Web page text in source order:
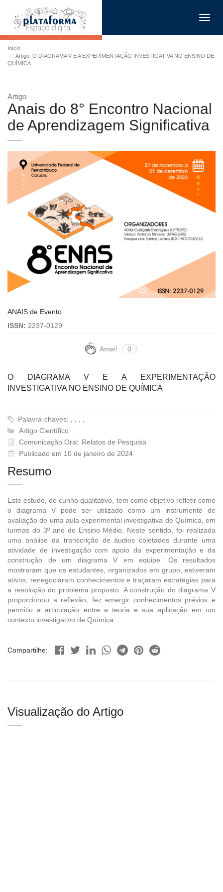
Início
Artigo: O DIAGRAMA V E A EXPERIMENTAÇÃO INVESTIGATIVA NO ENSINO DE
QUÍMICA
Artigo
Anais do 8° Encontro Nacional
de Aprendizagem Significativa
ANAIS de Evento
ISSN: 2237-0129
Amei! 0
O DIAGRAMA V E A EXPERIMENTAÇÃO
INVESTIGATIVA NO ENSINO DE QUÍMICA
Palavra-chaves: , , , ,
Artigo Científico
Comunicação Oral: Relatos de Pesquisa
Publicado em 10 de janeiro de 2024
Resumo
Este estudo, de cunho qualitativo, tem como objetivo refletir como
o diagrama V pode ser utilizado como um instrumento de
avaliação de uma aula experimental investigativa de Química, em
turmas do 3º ano do Ensino Médio. Neste sentido, foi realizada
uma análise da transcrição de áudios coletados durante uma
atividade de investigação com apoio da experimentação e da
construção de um diagrama V em equipe. Os resultados
mostraram que os estudantes, organizados em grupo, estiveram
ativos, renegociaram conhecimentos e traçaram estratégias para
a resolução do problema proposto. A construção do diagrama V
proporcionou a reflexão, fez emergir conhecimentos prévios e
permitiu a articulação entre a teoria e sua aplicação em um
contexto investigativo de Química.
Compartilhe:
Visualização do Artigo